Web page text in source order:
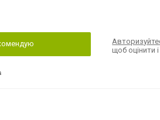
щоб оцінити